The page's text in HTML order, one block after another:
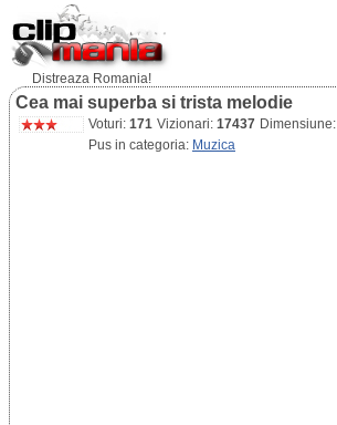
Distreaza Romania!
Cea mai superba si trista melodie
Voturi: 171 Vizionari: 17437 Dimensiune:
Pus in categoria: Muzica